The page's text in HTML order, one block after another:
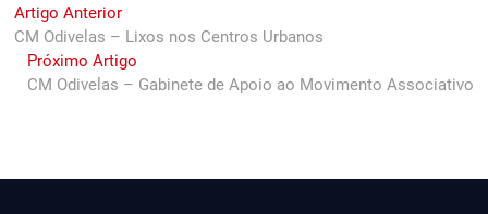
Navegação
de
artigos
Artigo AnteriorPrevious
post:
CM Odivelas – Lixos nos Centros Urbanos
Próximo ArtigoNext
post:
CM Odivelas – Gabinete de Apoio ao Movimento Associativo